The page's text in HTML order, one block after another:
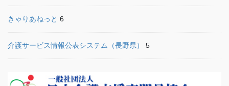
きゃりあねっと 6
介護サービス情報公表システム（長野県） 5